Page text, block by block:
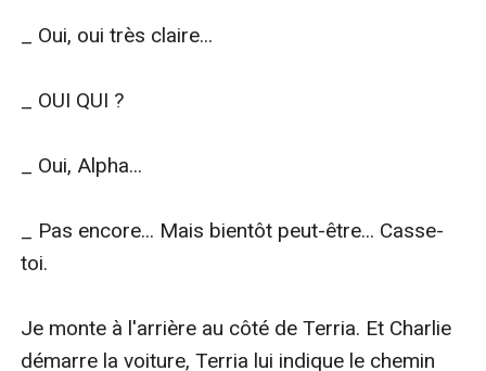
_ Oui, oui très claire...
_ OUI QUI ?
_ Oui, Alpha...
_ Pas encore... Mais bientôt peut-être... Casse-
toi.
Je monte à l'arrière au côté de Terria. Et Charlie
démarre la voiture, Terria lui indique le chemin